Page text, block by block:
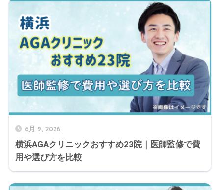
6月 9, 2026
横浜AGAクリニックおすすめ23院｜医師監修で費
用や選び方を比較